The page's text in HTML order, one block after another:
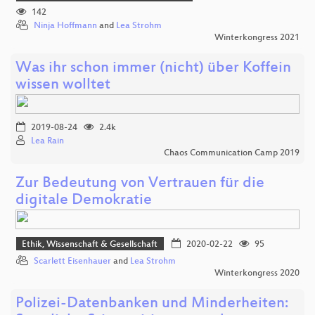
142
Ninja Hoffmann and Lea Strohm
Winterkongress 2021
Was ihr schon immer (nicht) über Koffein
wissen wolltet
2019-08-24
2.4k
Lea Rain
Chaos Communication Camp 2019
Zur Bedeutung von Vertrauen für die
digitale Demokratie
Ethik, Wissenschaft & Gesellschaft 2020-02-22
95
Scarlett Eisenhauer and Lea Strohm
Winterkongress 2020
Polizei-Datenbanken und Minderheiten: